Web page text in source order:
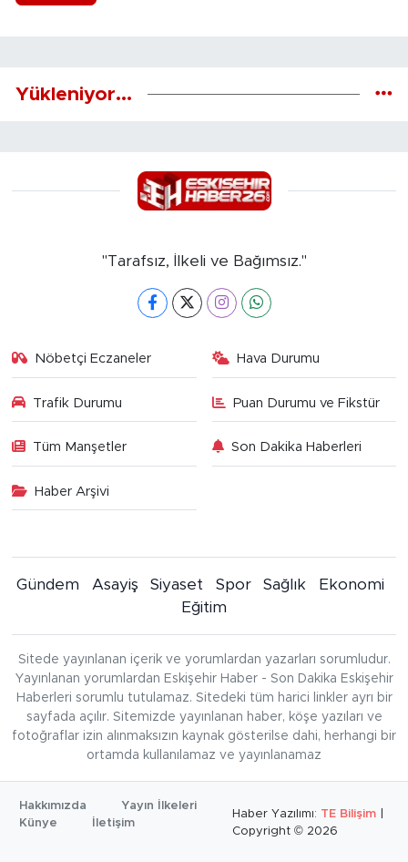
Yükleniyor...
"Tarafsız, İlkeli ve Bağımsız."
Nöbetçi Eczaneler Hava Durumu
Trafik Durumu Puan Durumu ve Fikstür
Tüm Manşetler Son Dakika Haberleri
Haber Arşivi
Gündem Asayiş Siyaset Spor Sağlık
Ekonomi
Eğitim
Sitede yayınlanan içerik ve yorumlardan yazarları sorumludur.
Yayınlanan yorumlardan Eskişehir Haber - Son Dakika Eskişehir
Haberleri sorumlu tutulamaz. Sitedeki tüm harici linkler ayrı bir
sayfada açılır. Sitemizde yayınlanan haber, köşe yazıları ve
fotoğraflar izin alınmaksızın kaynak gösterilse dahi, herhangi bir
ortamda kullanılamaz ve yayınlanamaz
Hakkımızda
Yayın İlkeleri
Künye
İletişim
Haber Yazılımı: TE Bilişim
Copyright © 2026